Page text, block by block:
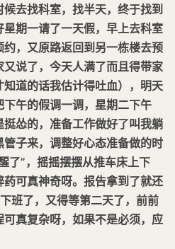
去找科室，找半天，终于找到
期一请了一天假，早上去科室
，又原路返回到另一栋楼去预
说了，今天人满了而且得带家
道的话我估计得吐血），明天
午的假调一调，星期二下午
怂的，准备工作做好了叫我躺
子来，调整好心态准备做的时
了”，摇摇摆摆从推车床上下
可真神奇呀。报告拿到了就还
班了，又得等第二天了，前前
真复杂呀，如果不是必须，应